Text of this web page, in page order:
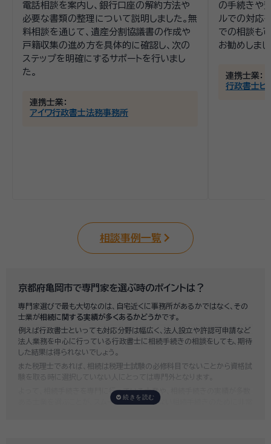
電話相談を案内し、銀行口座の解約方法や
必要な書類の整理について説明しました。無
料相談を通じて、遺産分割協議書の作成や
戸籍収集の進め方を具体的に確認し、次の
ステップを明確にするサポートを行いまし
た。
連携士業：
アイワ行政書士法務事務所
の手続きや
ルでの対応
での相談も
お勧めしまし
連携士業：
行政書士ヒ
相談事例一覧
京都府亀岡市で専門家を選ぶ時のポイントは？
専門家選びで最も大切なのは、自宅近くに事務所があるかではなく、その
士業が相続に関する実績が多くあるかどうかです。
例えば行政書士といっても対応分野は幅広く、法人設立や許認可申請など
法人業務を中心に行っている行政書士に相続手続きの相談をしても、期待
した結果は得られないでしょう。
また税理士であれば、相続は税理士試験の必修科目でないことから資格試
験を取る時に選択していない人にとっては専門外となります。
よって、相続手続きを専門に行っている士業や、相続手続きの実績が多数
ある士業を選ぶことが、スムーズで間違いのない相続手続きのために非常